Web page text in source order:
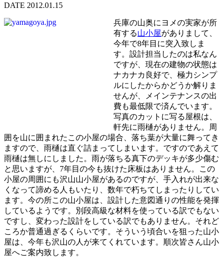
DATE 2012.01.15
兵庫の山奥にヨメの実家が所
有する山小屋がありまして、
今年で8年目に突入致しま
す。設計担当したのは私なん
ですが、現在の建物の状態は
ナカナカ良好で、極力シンプ
ルにしたからかどうか解りま
せんが、メインテナンスの出
費も最低限で済んでいます。
写真のカットに写る屋根は、
軒先に雨樋がありません。周
囲を山に囲まれたこの小屋の場合、落ち葉が大量に舞ってき
ますので、雨樋は直ぐ詰まってしまいます。ですのであえて
雨樋は無しにしました。雨が落ちる真下のデッキが多少傷む
と思いますが、7年目の今も抜けた床板はありません。この
小屋の周囲にも沢山山小屋があるのですが、手入れが出来な
くなって諦める人もいたり、数年で朽ちてしまったりしてい
ます。今の所この山小屋は、設計した意図通りの性能を発揮
しているようです。別段高級な材料を使っている訳でもない
ですし、変わった設計をしている訳でもありません。それど
ころか普通過ぎるくらいです。そういう頃合いを狙った山小
屋は、今年も沢山の人が来てくれています。順次皆さん山小
屋へご案内致します。